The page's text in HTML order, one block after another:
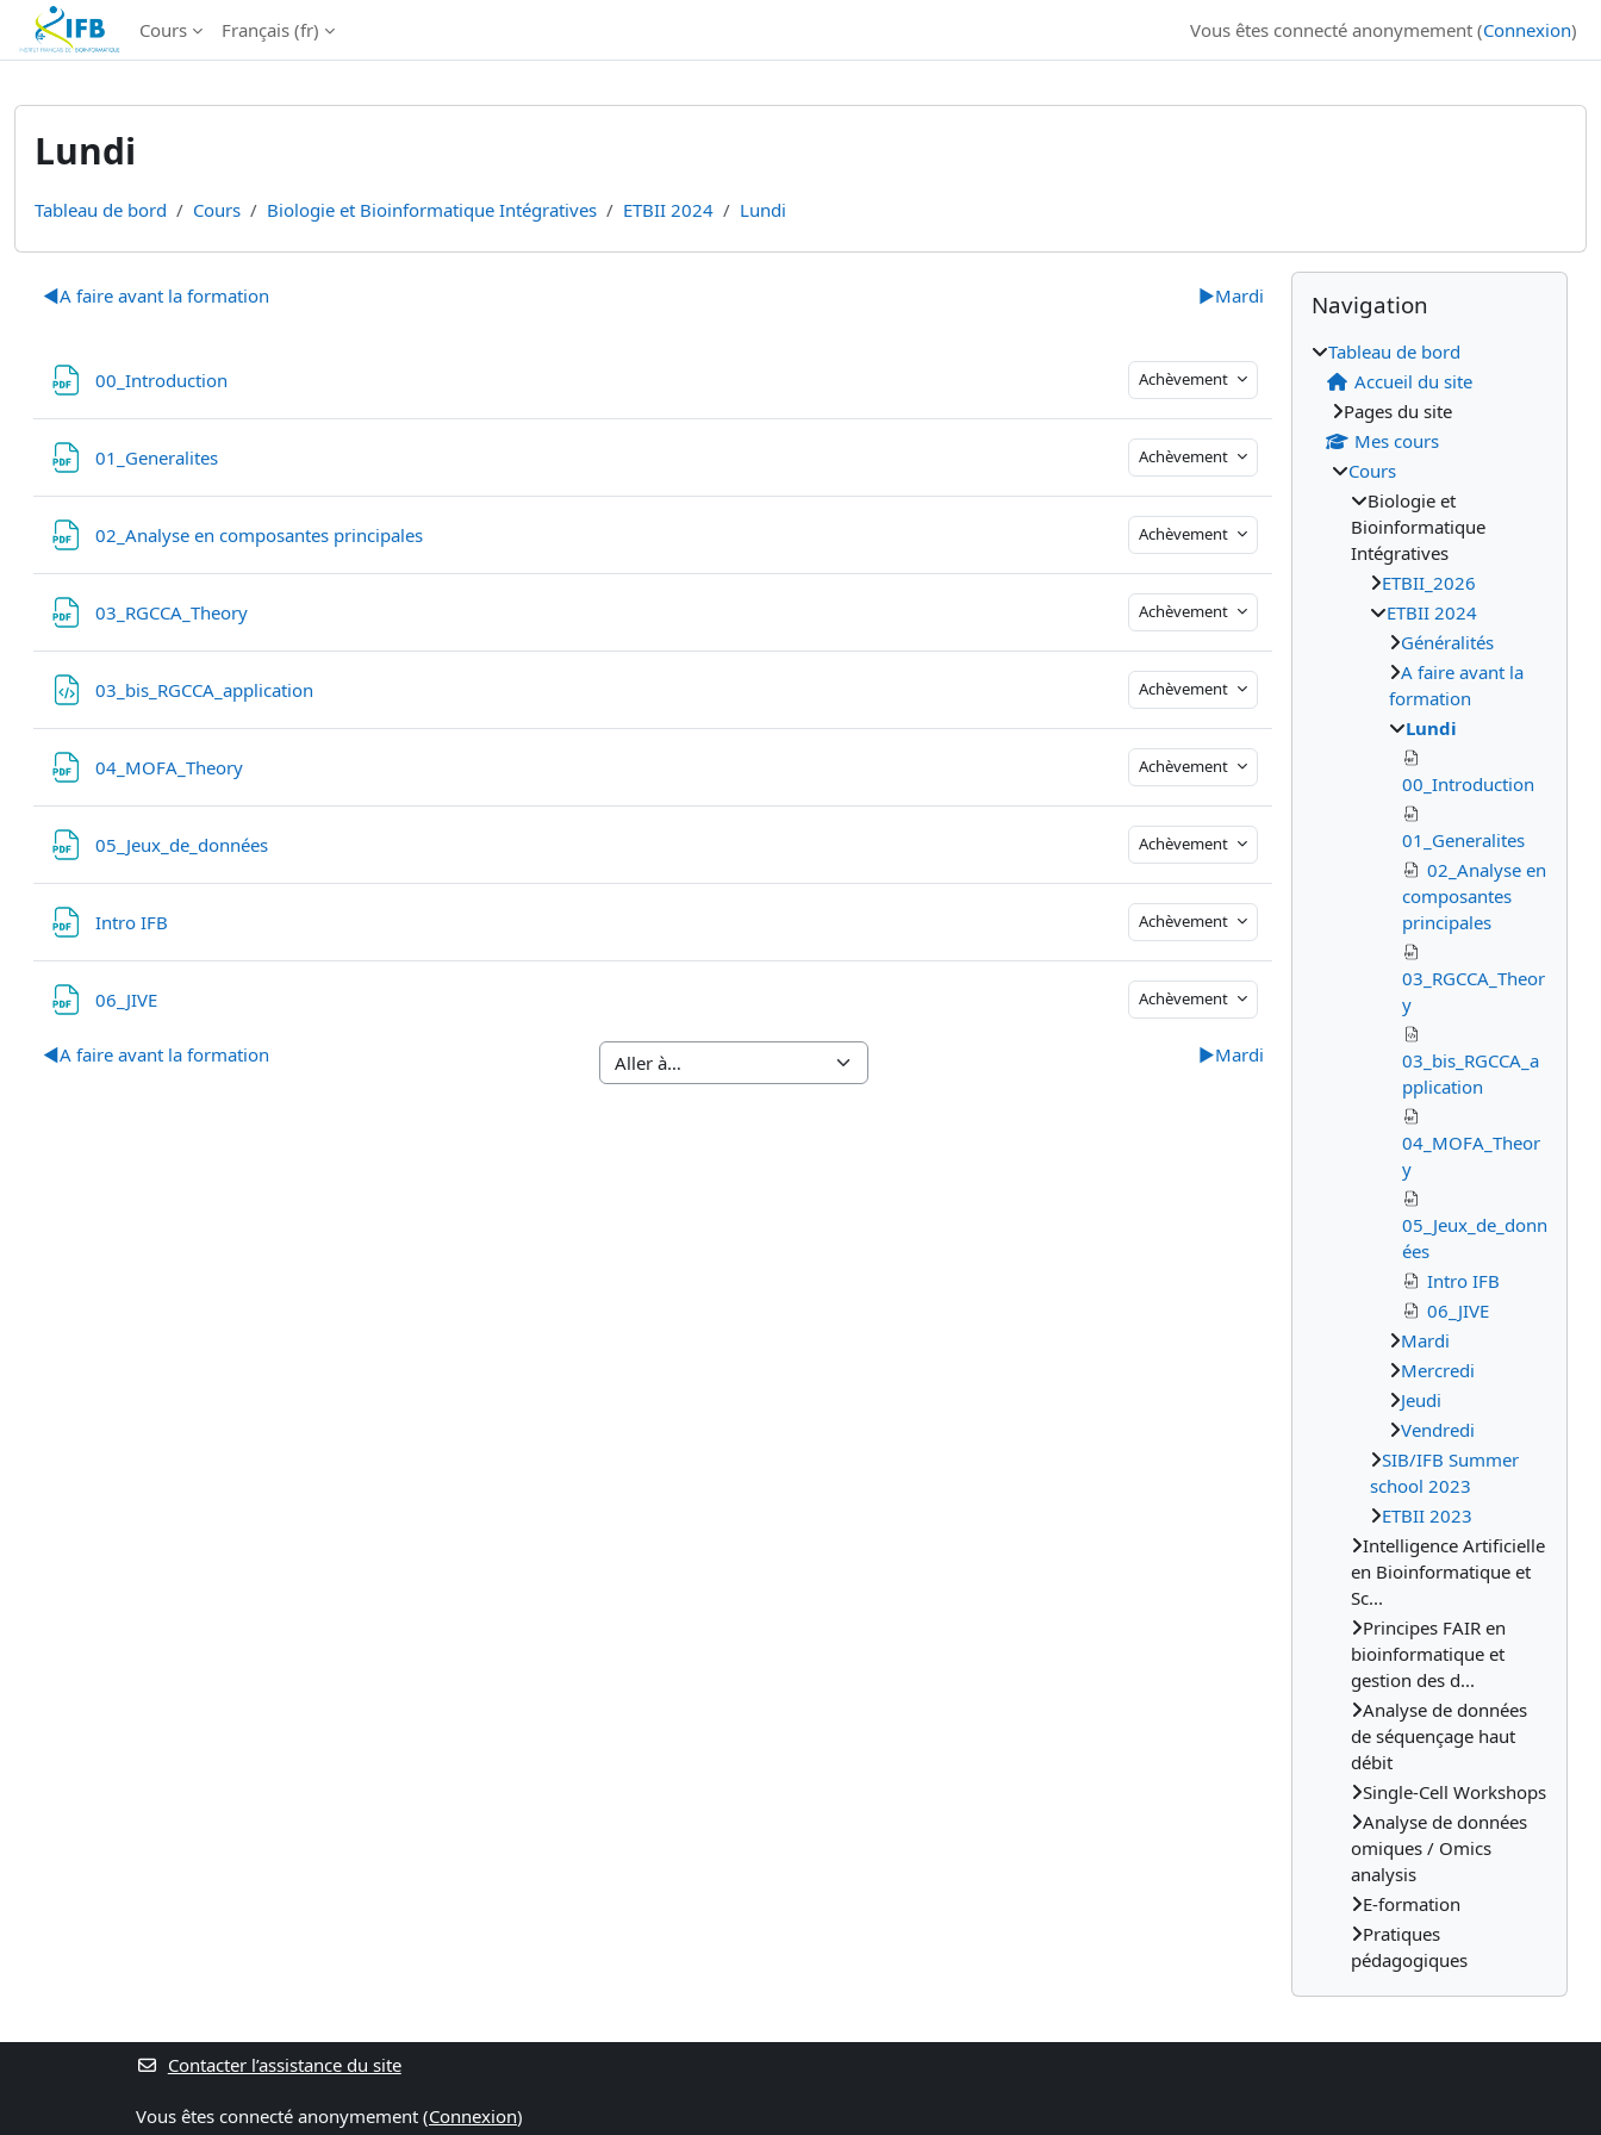
Institut Français de Bioinformatique - Les formations
Passer au contenu principal
Cours Français ‎(fr)‎ Vous êtes connecté anonymement (Connexion)
Lundi
Tableau de bord Cours Biologie et Bioinformatique Intégratives ETBII 2024 Lundi
Résumé de section
◀︎A faire avant la formation ▶︎Mardi
00_Introduction Achèvement
01_Generalites Achèvement
02_Analyse en composantes principales Achèvement
03_RGCCA_Theory Achèvement
03_bis_RGCCA_application Achèvement
04_MOFA_Theory Achèvement
05_Jeux_de_données Achèvement
Intro IFB Achèvement
06_JIVE Achèvement
◀︎A faire avant la formation ▶︎Mardi
Blocs
Blocs
Passer Navigation
Navigation
Tableau de bord
Accueil du site
Pages du site
Mes cours
Cours
Biologie et
Bioinformatique
Intégratives
ETBII_2026
ETBII 2024
Généralités
A faire avant la
formation
Lundi
00_Introduction
01_Generalites
02_Analyse en
composantes
principales
03_RGCCA_Theor
y
03_bis_RGCCA_a
pplication
04_MOFA_Theor
y
05_Jeux_de_donn
ées
Intro IFB
06_JIVE
Mardi
Mercredi
Jeudi
Vendredi
SIB/IFB Summer
school 2023
ETBII 2023
Intelligence Artificielle
en Bioinformatique et
Sc...
Principes FAIR en
bioinformatique et
gestion des d...
Analyse de données
de séquençage haut
débit
Single-Cell Workshops
Analyse de données
omiques / Omics
analysis
E-formation
Pratiques
pédagogiques
Contacter l’assistance du site
Vous êtes connecté anonymement (Connexion)